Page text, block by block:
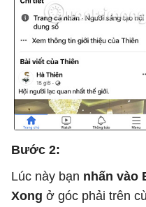
Bước 2:
Lúc này bạn nhấn vào
Xong ở góc phải trên